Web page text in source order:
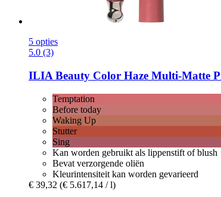
5 opties
5.0 (3)
ILIA Beauty Color Haze Multi-​Matte
Temptation
Before today
Waking Up
Stutter
Sing
Kan worden gebruikt als lippenstift of blush
Bevat verzorgende oliën
Kleurintensiteit kan worden gevarieerd
€ 39,32 (€ 5.617,14 / l)